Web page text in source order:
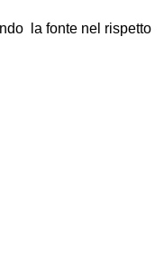
la fonte nel rispetto